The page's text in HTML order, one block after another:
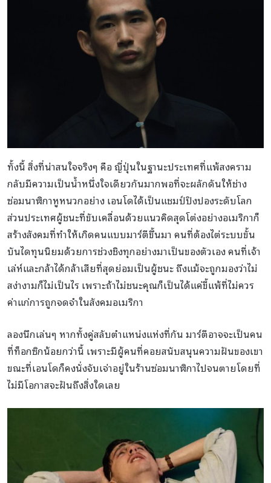
ทั้งนี้ สิ่งที่น่าสนใจจริงๆ คือ ญี่ปุ่นในฐานะประเทศที่แพ้สงคราม
กลับมีความเป็นน้ำหนึ่งใจเดียวกันมากพอที่จะผลักดันให้ช่าง
ซ่อมนาฬิกาหูหนวกอย่าง เอนโดได้เป็นแชมป์ปิงปองระดับโลก
ส่วนประเทศผู้ชนะที่ขับเคลื่อนด้วยแนวคิดสุดโต่งอย่างอเมริกาก็
สร้างสังคมที่ทำให้เกิดคนแบบมาร์ตีขึ้นมา คนที่ต้องไต่ระบบขั้น
บันไดทุนนิยมด้วยการช่วงชิงทุกอย่างมาเป็นของตัวเอง คนที่เจ้า
เล่ห์และกล้าได้กล้าเสียที่สุดย่อมเป็นผู้ชนะ ถึงแม้จะถูกมองว่าไม่
สง่างามก็ไม่เป็นไร เพราะถ้าไม่ชนะคุณก็เป็นได้แค่ขี้แพ้ที่ไม่ควร
ค่าแก่การถูกจดจำในสังคมอเมริกา
ลองนึกเล่นๆ หากทั้งคู่สลับตำแหน่งแห่งที่กัน มาร์ตีอาจจะเป็นคน
ที่ท็อกซิกน้อยกว่านี้ เพราะมีผู้คนที่คอยสนับสนุนความฝันของเขา
ขณะที่เอนโดก็คงนั่งจับเจ่าอยู่ในร้านซ่อมนาฬิกาไปจนตายโดยที่
ไม่มีโอกาสจะฝันถึงสิ่งใดเลย